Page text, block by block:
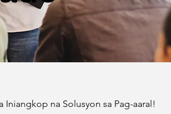
na Solusyon sa Pag-aaral!